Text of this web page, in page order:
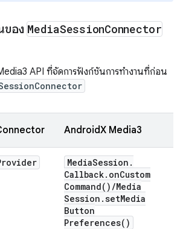
ของ MediaSessionConnector
API ที่จัดการฟังก์ชันการทำงานที่ก่อน
AndroidX Media3
MediaSession .
Callback. onCustom
Command( ) /Media
Session .setMedia
Button
Preferences( )